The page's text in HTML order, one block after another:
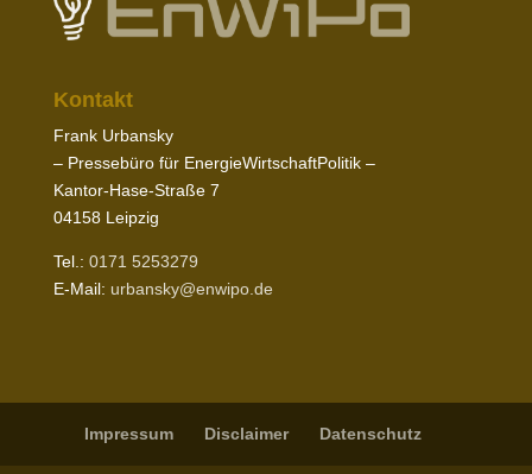
Kontakt
Frank Urbansky
– Pres­sebüro für EnergieWirtschaftPolitik –
Kantor-​Hase-​Straße 7
04158Leipzig
Tel.: 0171 5253279
E‑Mail: urbansky@​enwipo.​de
Impressum Disclaimer Daten­schutz